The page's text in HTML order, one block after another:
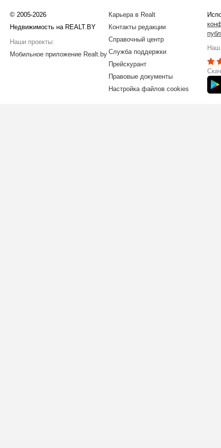
© 2005-2026
Недвижимость на REALT.BY
Наши проекты:
Мобильное приложение Realt.by
Карьера в Realt
Контакты редакции
Справочный центр
Служба поддержки
Прейскурант
Правовые документы
Настройка файлов cookies
Наш